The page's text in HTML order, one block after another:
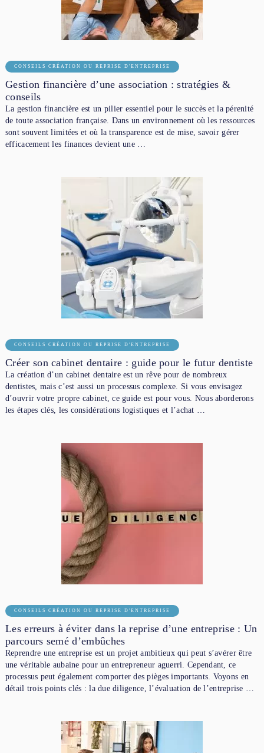
CONSEILS CRÉATION OU REPRISE D'ENTREPRISE
Gestion financière d’une association : stratégies &
conseils
La gestion financière est un pilier essentiel pour le succès et la pérenité
de toute association française. Dans un environnement où les ressources
sont souvent limitées et où la transparence est de mise, savoir gérer
efficacement les finances devient une …
CONSEILS CRÉATION OU REPRISE D'ENTREPRISE
Créer son cabinet dentaire : guide pour le futur dentiste
La création d’un cabinet dentaire est un rêve pour de nombreux
dentistes, mais c’est aussi un processus complexe. Si vous envisagez
d’ouvrir votre propre cabinet, ce guide est pour vous. Nous aborderons
les étapes clés, les considérations logistiques et l’achat …
CONSEILS CRÉATION OU REPRISE D'ENTREPRISE
Les erreurs à éviter dans la reprise d’une entreprise : Un
parcours semé d’embûches
Reprendre une entreprise est un projet ambitieux qui peut s’avérer être
une véritable aubaine pour un entrepreneur aguerri. Cependant, ce
processus peut également comporter des pièges importants. Voyons en
détail trois points clés : la due diligence, l’évaluation de l’entreprise …